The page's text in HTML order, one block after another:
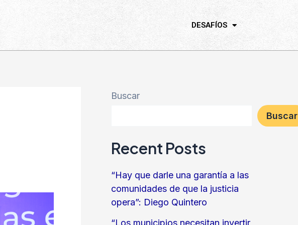
DESAFÍOS
Buscar
Buscar
Recent Posts
“Hay que darle una garantía a las
comunidades de que la justicia
opera”: Diego Quintero
“Los municipios necesitan invertir